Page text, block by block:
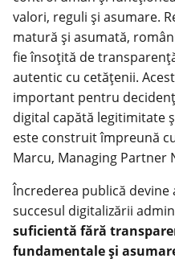
valori, reguli și asumare.
matură și asumată,
fie însoțită de
autentic cu cetățenii.
important pentru
digital capătă legitimitate
este construit împreună
Marcu, Managing Partner
Încrederea publică
succesul digitalizării
suficientă fără
fundamentale și